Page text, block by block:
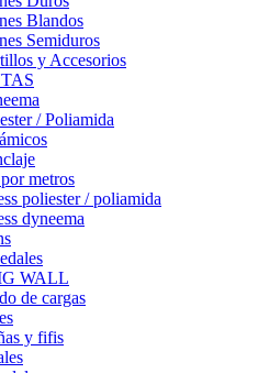
Blandos
Semiduros
y Accesorios
/ Poliamida
metros
poliester / poliamida
dyneema
WALL
de cargas
y fifis